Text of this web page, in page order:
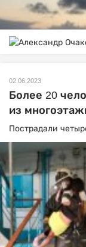
02.06.2023
Более 20
из
Пострадали